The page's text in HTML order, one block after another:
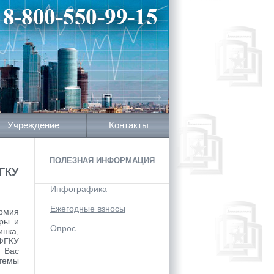
Учреждение Контакты
и
Вас
ПОЛЕЗНАЯ ИНФОРМАЦИЯ
Инфографика
Ежегодные взносы
Опрос